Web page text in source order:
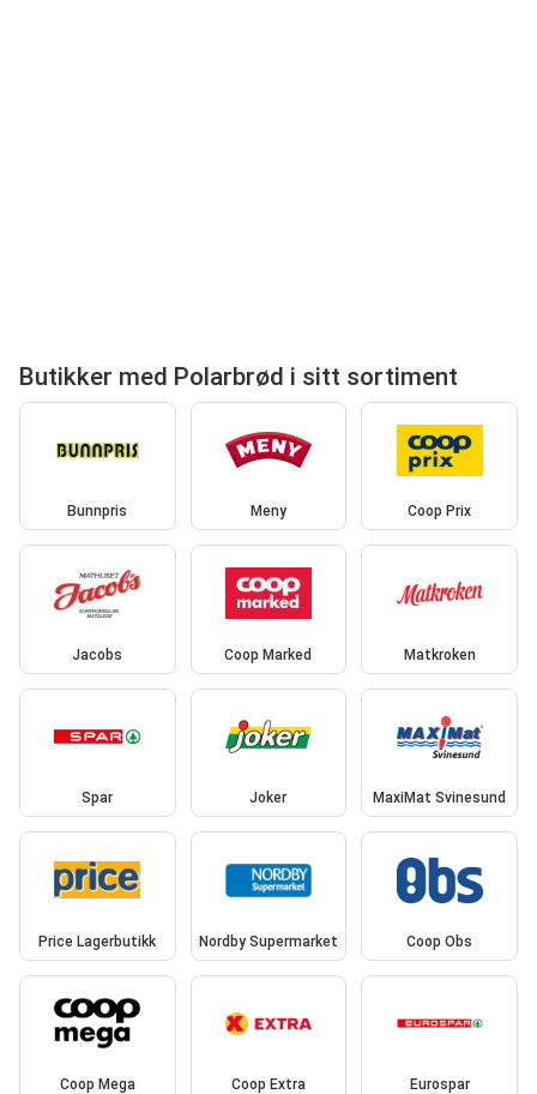
Butikker med Polarbrød i sitt sortiment
Bunnpris Meny Coop Prix
Jacobs Coop Marked Matkroken
Spar Joker MaxiMat Svinesund
Price Lagerbutikk Nordby Supermarket Coop Obs
Coop Mega Coop Extra Eurospar